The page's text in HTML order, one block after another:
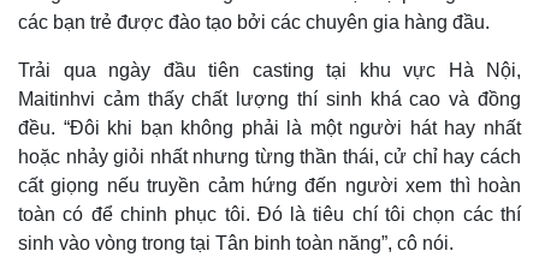
các bạn trẻ được đào tạo bởi các chuyên gia hàng đầu.
Trải qua ngày đầu tiên casting tại khu vực Hà Nội,
Maitinhvi cảm thấy chất lượng thí sinh khá cao và đồng
đều. “Đôi khi bạn không phải là một người hát hay nhất
hoặc nhảy giỏi nhất nhưng từng thần thái, cử chỉ hay cách
cất giọng nếu truyền cảm hứng đến người xem thì hoàn
toàn có để chinh phục tôi. Đó là tiêu chí tôi chọn các thí
sinh vào vòng trong tại Tân binh toàn năng”, cô nói.